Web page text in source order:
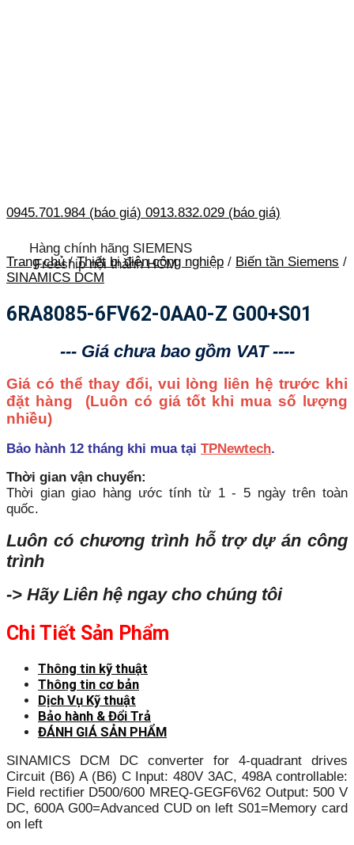
0945.701.984 (báo giá) 0913.832.029 (báo giá)
Hàng chính hãng SIEMENS
Freeship nội thành HCM
Trang chủ / Thiết bị điện công nghiệp / Biến tần Siemens /
SINAMICS DCM
6RA8085-6FV62-0AA0-Z G00+S01
--- Giá chưa bao gồm VAT ----
Giá có thể thay đổi, vui lòng liên hệ trước khi
đặt hàng (Luôn có giá tốt khi mua số lượng
nhiều)
Bảo hành 12 tháng khi mua tại TPNewtech.
Thời gian vận chuyển:
Thời gian giao hàng ước tính từ 1 - 5 ngày trên toàn
quốc.
Luôn có chương trình hỗ trợ dự án công
trình
-> Hãy Liên hệ ngay cho chúng tôi
Chi Tiết Sản Phẩm
Thông tin kỹ thuật
Thông tin cơ bản
Dịch Vụ Kỹ thuật
Bảo hành & Đổi Trả
ĐÁNH GIÁ SẢN PHẨM
SINAMICS DCM DC converter for 4-quadrant drives
Circuit (B6) A (B6) C Input: 480V 3AC, 498A controllable:
Field rectifier D500/600 MREQ-GEGF6V62 Output: 500 V
DC, 600A G00=Advanced CUD on left S01=Memory card
on left